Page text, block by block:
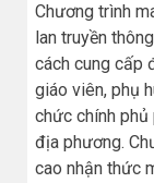
Chương trình
lan truyền
cách cung cấp
giáo viên, phụ
chức chính
địa phương.
cao nhận thức